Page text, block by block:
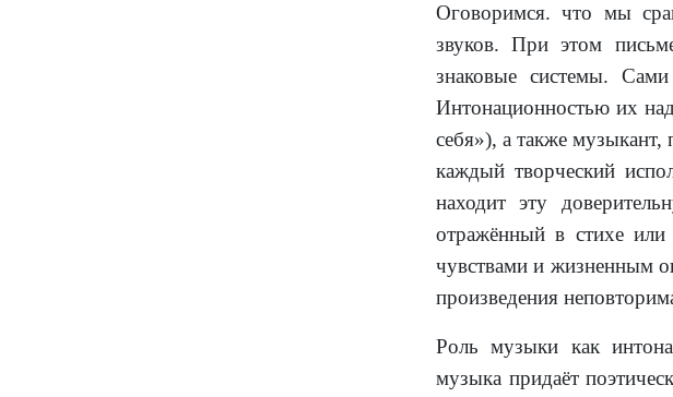
Оговоримся. что мы
звуков. При этом
знаковые системы.
Интонационностью их
себя»), а также
каждый творческий
находит эту
отражённый в стихе или
чувствами и жизненным
произведения
Роль музыки как
музыка придаёт